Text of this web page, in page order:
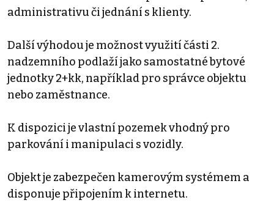
administrativu či jednání s klienty.
Další výhodou je možnost využití části 2.
nadzemního podlaží jako samostatné bytové
jednotky 2+kk, například pro správce objektu
nebo zaměstnance.
K dispozici je vlastní pozemek vhodný pro
parkování i manipulaci s vozidly.
Objekt je zabezpečen kamerovým systémem a
disponuje připojením k internetu.